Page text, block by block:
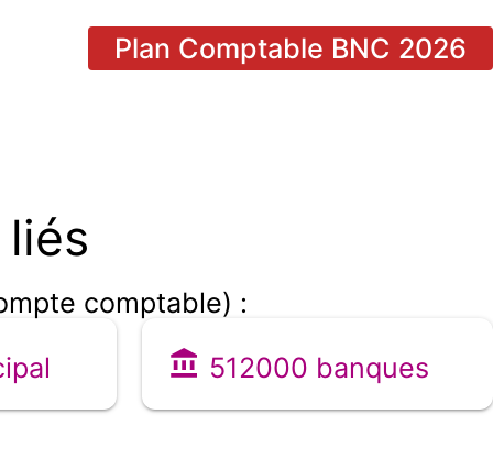
Plan Comptable BNC 2026
comptable) :
512000 banques